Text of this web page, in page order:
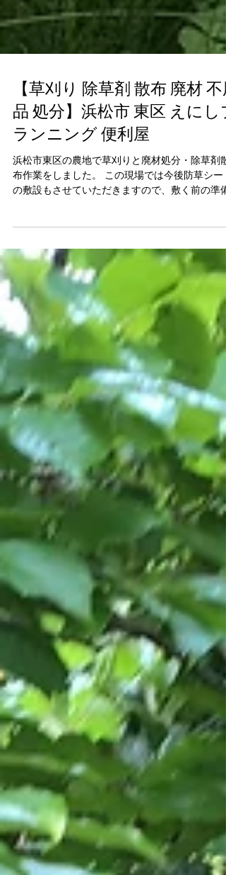
【草刈り 除草剤 散布 廃材 不
品 処分】浜松市 東区 えにし
ランニング 便利屋
浜松市東区の農地で草刈りと廃材処分・除草剤散
の敷設もさせていただきますので、敷く前の準備
年の雑草でお困りの方は便利屋えにしへご相談く
ださい。 えにしプランニング...